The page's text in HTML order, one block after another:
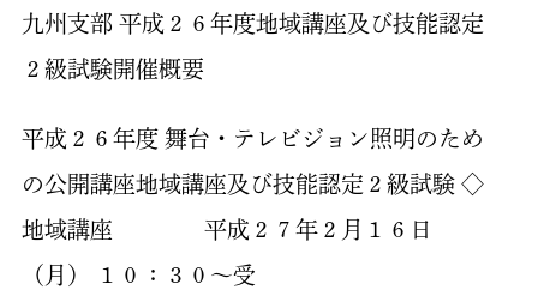
九州支部 平成２６年度地域講座及び技能認定
２級試験開催概要
平成２６年度 舞台・テレビジョン照明のため
の公開講座地域講座及び技能認定２級試験 ◇
地域講座 平成２７年２月１６日
（月） １０：３０～受